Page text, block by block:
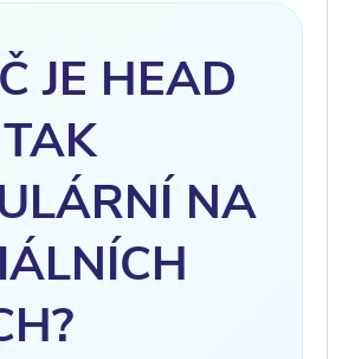
JE HEAD
NA